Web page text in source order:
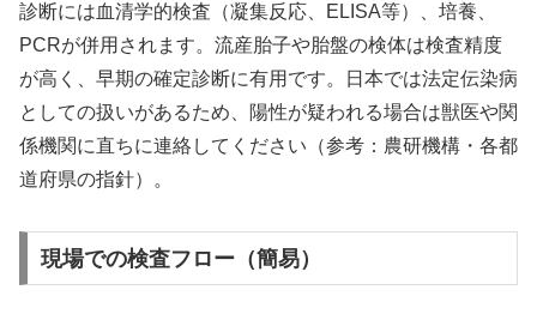
診断には血清学的検査（凝集反応、ELISA等）、培養、
PCRが併用されます。流産胎子や胎盤の検体は検査精度
が高く、早期の確定診断に有用です。日本では法定伝染病
としての扱いがあるため、陽性が疑われる場合は獣医や関
係機関に直ちに連絡してください（参考：農研機構・各都
道府県の指針）。
現場での検査フロー（簡易）